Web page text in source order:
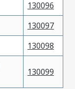
130096
130097
130098
130099